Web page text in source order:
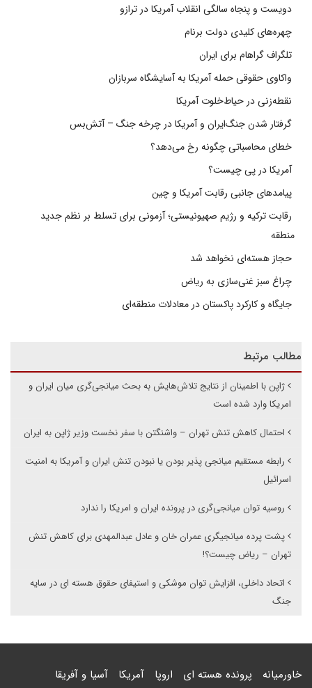
دویست و پنجاه سالگی انقلاب آمریکا در ترازو
چهره‌های کلیدی دولت برنام
تلگراف گراهام برای ایران
واکاوی حقوقی حمله آمریکا به آسایشگاه سربازان
نقطه‌زنی در حیاط‌خلوت آمریکا
گرفتار شدن جنگ‌ایران و آمریکا در چرخه جنگ – آتش‌بس
خطای محاسباتی چگونه رخ می‌دهد؟
آمریکا در پی چیست؟
پیامدهای جانبی رقابت آمریکا و چین
رقابت ترکیه و رژیم صهیونیستی؛ آزمونی برای تسلط بر نظم جدید
منطقه
حجاز هسته‌ای نخواهد شد
چراغ سبز غنی‌سازی به ریاض
جایگاه و کارکرد پاکستان در معادلات منطقه‌ای
مطالب مرتبط
ژاپن با اطمینان از نتایج تلاش‌هایش به بحث میانجی‌گری میان ایران و
امریکا وارد شده است
احتمال کاهش تنش تهران – واشنگتن با سفر نخست وزیر ژاپن به ایران
رابطه مستقیم میانجی پذیر بودن یا نبودن تنش ایران و آمریکا به امنیت
اسرائیل
روسیه توان میانجی‌گری در پرونده ایران و امریکا را ندارد
پشت پرده میانجیگری عمران خان و عادل عبدالمهدی برای کاهش تنش
تهران – ریاض چیست؟‍!
اتحاد داخلی، افزایش توان موشکی و استیفای حقوق هسته ای در سایه
جنگ
خاورمیانه پرونده هسته ای اروپا آمریکا آسیا و آفریقا